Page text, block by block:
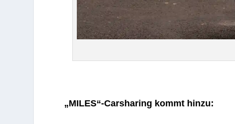
„MILES“-Carsharing kommt hinzu: